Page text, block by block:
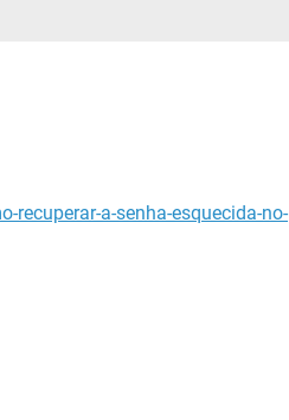
a-senha-esquecida-no-